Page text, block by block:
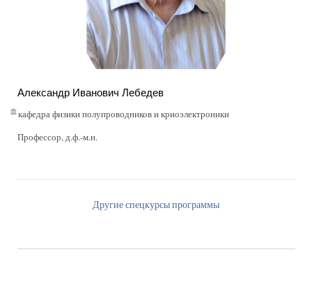
Александр Иванович Лебедев
кафедра физики полупроводников и криоэлектроники
Профессор, д.ф.-м.н.
Другие спецкурсы программы